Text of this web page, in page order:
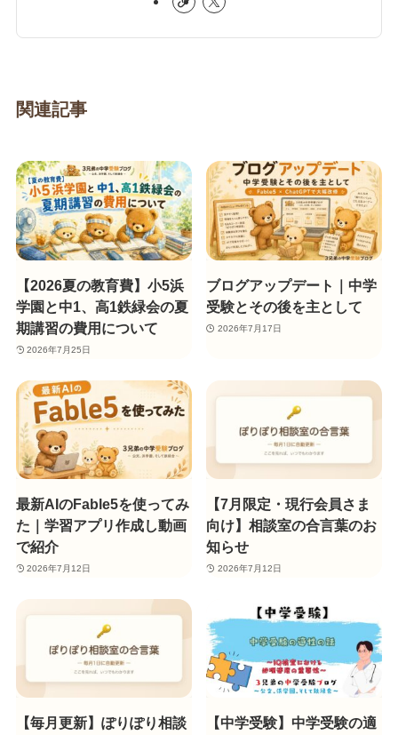
関連記事
【2026夏の教育費】小5浜
学園と中1、高1鉄緑会の夏
期講習の費用について
2026年7月25日
ブログアップデート｜中学
受験とその後を主として
2026年7月17日
最新AIのFable5を使ってみ
た｜学習アプリ作成し動画
で紹介
2026年7月12日
【7月限定・現行会員さま
向け】相談室の合言葉のお
知らせ
2026年7月12日
【毎月更新】ぽりぽり相談
【中学受験】中学受験の適